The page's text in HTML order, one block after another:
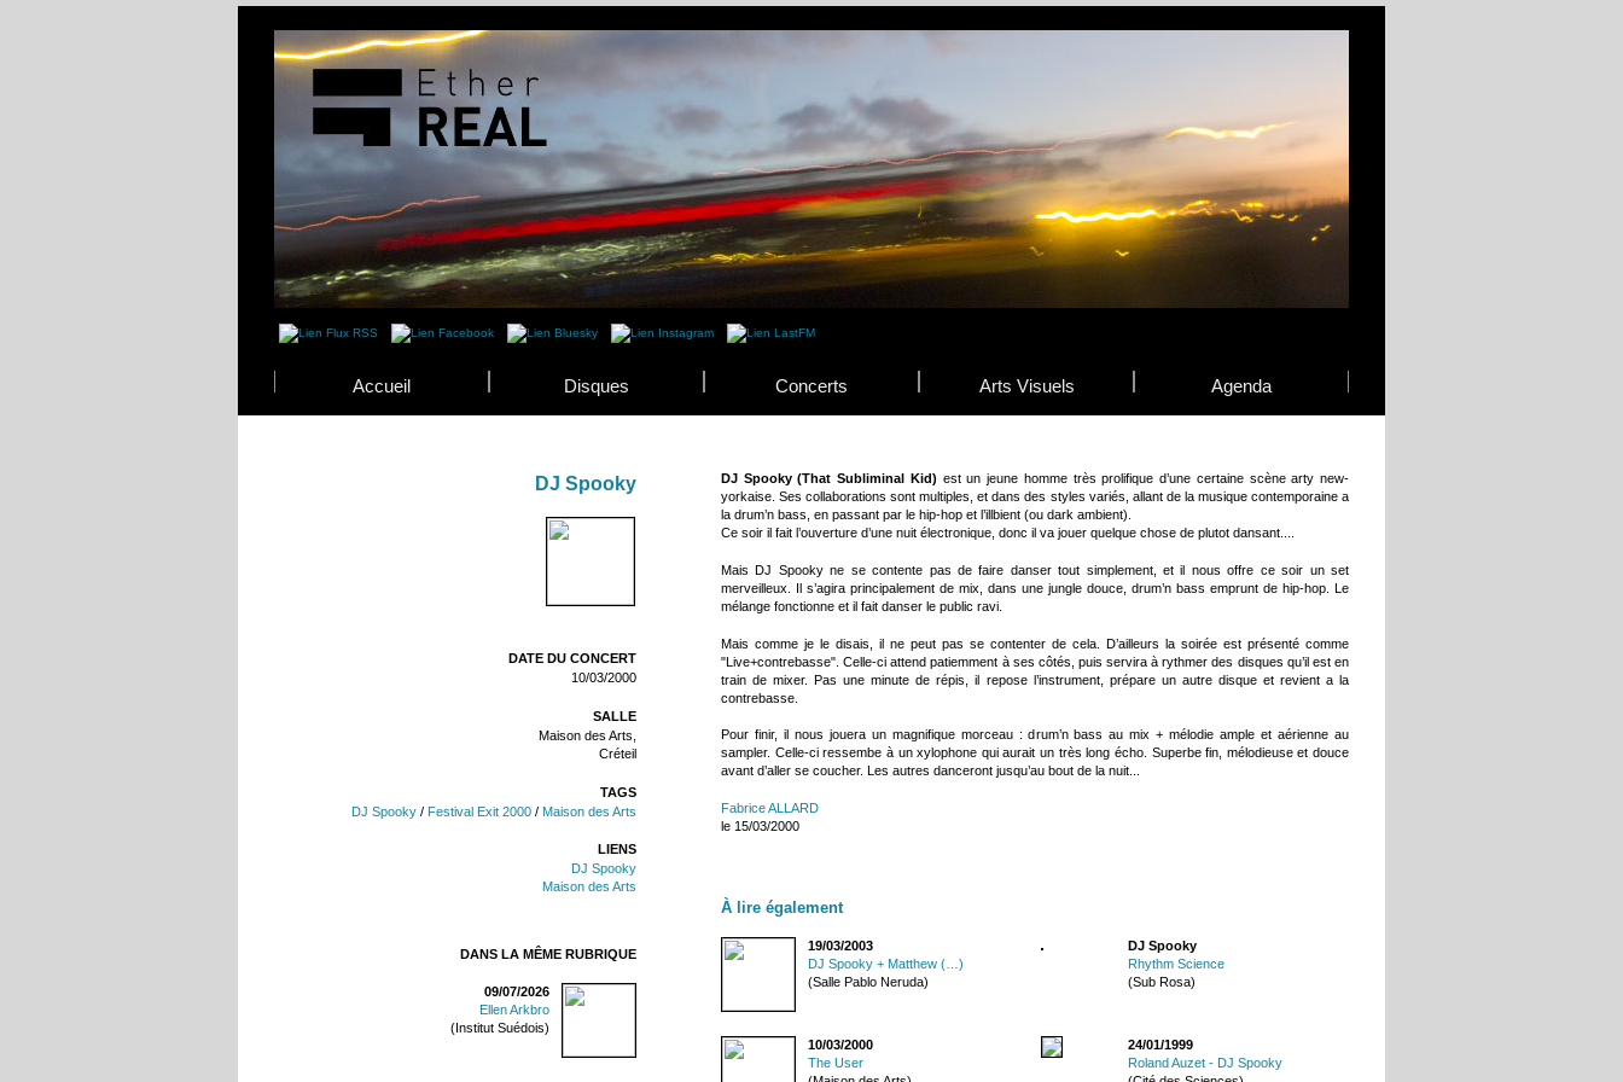
Accueil Disques Concerts Arts Visuels Agenda
DJ Spooky
DATE DU CONCERT
10/03/2000
SALLE
Maison des Arts,
Créteil
TAGS
DJ Spooky / Festival Exit 2000 / Maison des Arts
LIENS
DJ Spooky
Maison des Arts
DANS LA MÊME RUBRIQUE
09/07/2026
Ellen Arkbro
(Institut Suédois)
DJ Spooky (That Subliminal Kid) est un jeune homme très prolifique d’une certaine scène arty new-
yorkaise. Ses collaborations sont multiples, et dans des styles variés, allant de la musique contemporaine a
la drum’n bass, en passant par le hip-hop et l’illbient (ou dark ambient).
Ce soir il fait l’ouverture d’une nuit électronique, donc il va jouer quelque chose de plutot dansant....
Mais DJ Spooky ne se contente pas de faire danser tout simplement, et il nous offre ce soir un set
merveilleux. Il s’agira principalement de mix, dans une jungle douce, drum’n bass emprunt de hip-hop. Le
mélange fonctionne et il fait danser le public ravi.
Mais comme je le disais, il ne peut pas se contenter de cela. D’ailleurs la soirée est présenté comme
"Live+contrebasse". Celle-ci attend patiemment à ses côtés, puis servira à rythmer des disques qu’il est en
train de mixer. Pas une minute de répis, il repose l’instrument, prépare un autre disque et revient a la
contrebasse.
Pour finir, il nous jouera un magnifique morceau : drum’n bass au mix + mélodie ample et aérienne au
sampler. Celle-ci ressembe à un xylophone qui aurait un très long écho. Superbe fin, mélodieuse et douce
avant d’aller se coucher. Les autres danceront jusqu’au bout de la nuit...
Fabrice ALLARD
le 15/03/2000
À lire également
19/03/2003
DJ Spooky + Matthew (…)
(Salle Pablo Neruda)
DJ Spooky
Rhythm Science
(Sub Rosa)
10/03/2000
The User
24/01/1999
Roland Auzet - DJ Spooky